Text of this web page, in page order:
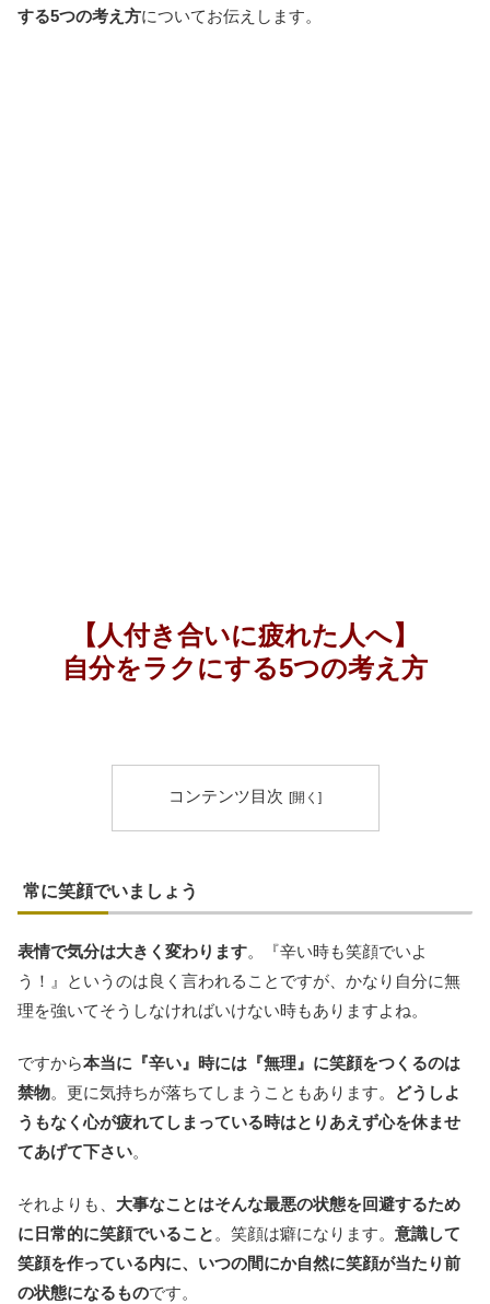
する5つの考え方についてお伝えします。
【人付き合いに疲れた人へ】
自分をラクにする5つの考え方
コンテンツ目次
常に笑顔でいましょう
表情で気分は大きく変わります。『辛い時も笑顔でいよ
う！』というのは良く言われることですが、かなり自分に無
理を強いてそうしなければいけない時もありますよね。
ですから本当に『辛い』時には『無理』に笑顔をつくるのは
禁物。更に気持ちが落ちてしまうこともあります。
どうしよ
うもなく心が疲れてしまっている時はとりあえず心を休ませ
てあげて下さい。
それよりも、 大事なことはそんな最悪の状態を回避するため
に日常的に笑顔でいること 。笑顔は癖になります。 意識して
笑顔を作っている内に、いつの間にか自然に笑顔が当たり前
の状態になるものです。